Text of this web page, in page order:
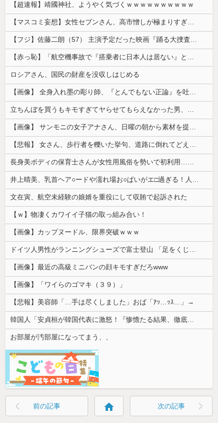
【超速報】靖國神社、ようやく気づくｗｗｗｗｗｗｗｗｗｗ
【マスコミ妄想】女性セブンさん、高市憎しが極まりすぎたのか、過去一級の低俗な「支持率下げてやる」記事を配信してしまう 想像の10倍低俗
【フジ】佐藤二朗（57） 主演予定だった映画『踊る大捜査線』スピンオフ作品の撮影中止が正式に決定
【赤っ恥】「航空機事故で『搭乗者に日本人は居ない』という発表は嫌い。人間として同じ価値だと思う」→ツッコミ殺到も「自分が気に入らないと思った」と...
ロシアさん、国民の財産を没収しはじめる
【画像】 全身入れ墨の彫り師、『とんでもない正論』を吐いて30万再生されてしまうｗｗｗｗｗｗｗ
立ちんぼを買うもキモすぎてヤらせてもらえなかった男、代わりの足コキでまさかの大量身寸米青ｗｗｗ
【画像】 サンモニの女子アナさん、日曜の朝から素材を提供してしまう
【悲報】 女さん、歩行者を轢いた挙句、道路に倒れてどえらいことになってしまうw w w w w w w
長身美ボディの保育士さんが女性用風俗を勢いで初利用…子供に絶対見せられないメスの顔でイキまくり。
井上晴美、乳首ヘア○ードや濡れ場お○ぱいがエ□過ぎる！人生最後のラスト写真集、最高！！
文在寅、航空未経験の娘婿を重役にして収賄で起訴された
【ｗ】物凄くカワイイ子猫の取っ組み合い！
【画像】カップヌードル、限界突破ｗｗｗ
ドイツ人男性がランニングシューズで富士登山 「足をくじいて動けない」
【画像】最近の高級ミニバンの顔キモすぎだろwww
【画像】「ワイらのゴマキ（３９）」
【悲報】美容師「…手は尽くしました」おば「ｱｯ…ｯｽ…」→
韓国人「安貞桓が韓国代表に激怒！『惨憺たる結果、徹底的な刷新が必要だ』と監督や協会を痛烈批判」
お部屋が汚部屋になってまう、、
前の記事 home 次の記事